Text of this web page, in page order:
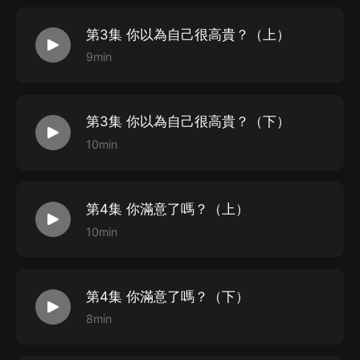
第3集 你以為自己很高貴？（上）
9min
第3集 你以為自己很高貴？（下）
10min
第4集 你滿意了嗎？（上）
10min
第4集 你滿意了嗎？（下）
8min